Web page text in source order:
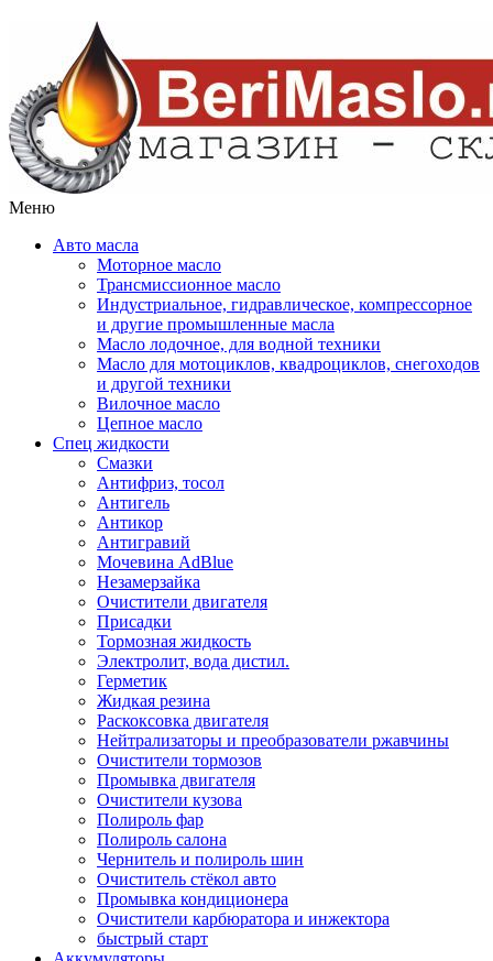
Меню
Авто масла
Моторное масло
Трансмиссионное масло
Индустриальное, гидравлическое, компрессорное
и другие промышленные масла
Масло лодочное, для водной техники
Масло для мотоциклов, квадроциклов, снегоходов
и другой техники
Вилочное масло
Цепное масло
Спец жидкости
Смазки
Антифриз, тосол
Антигель
Антикор
Антигравий
Мочевина AdBlue
Незамерзайка
Очистители двигателя
Присадки
Тормозная жидкость
Электролит, вода дистил.
Герметик
Жидкая резина
Раскоксовка двигателя
Нейтрализаторы и преобразователи ржавчины
Очистители тормозов
Промывка двигателя
Очистители кузова
Полироль фар
Полироль салона
Чернитель и полироль шин
Очиститель стёкол авто
Промывка кондиционера
Очистители карбюратора и инжектора
быстрый старт